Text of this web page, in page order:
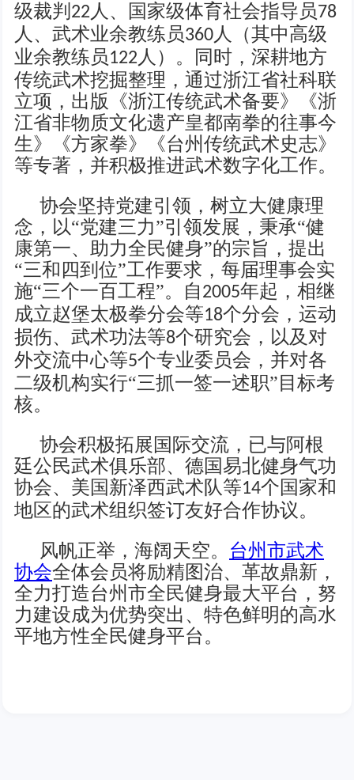
级裁判 22 人、国家级体育社会指导员78
人、武术业余教练员360 人（其中高级
业余教练员122 人）。同时，深耕地方
传统武术挖掘整理，通过浙江省社科联
立项，出版《浙江传统武术备要》《浙
江省非物质文化遗产皇都南拳的往事今
生》《方家拳》《台州传统武术史志》
等专著，并积极推进武术数字化工作。
协会坚持党建引领，树立大健康理
念，以“党建三力”引领发展，秉承“健
康第一、助力全民健身”的宗旨，提出
“三和四到位”工作要求，每届理事会实
施“三个一百工程”。自 2005年起，相继
成立赵堡太极拳分会等18个分会，运动
损伤、武术功法等8个研究会，以及对
外交流中心等5个专业委员会，并对各
二级机构实行“三抓一签一述职”目标考
核。
协会积极拓展国际交流，已与阿根
廷公民武术俱乐部、德国易北健身气功
协会、美国新泽西武术队等14个国家和
地区的武术组织签订友好合作协议。
风帆正举，海阔天空。 台州市武术
协会全体会员将励精图治、革故鼎新，
全力打造台州市全民健身最大平台，努
力建设成为优势突出、特色鲜明的高水
平地方性全民健身平台。